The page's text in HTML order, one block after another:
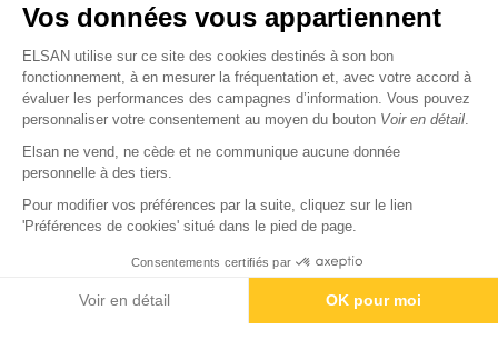
Vos données vous appartiennent
ELSAN utilise sur ce site des cookies destinés à son bon
fonctionnement, à en mesurer la fréquentation et, avec votre accord à
évaluer les performances des campagnes d’information. Vous pouvez
personnaliser votre consentement au moyen du bouton Voir en détail
Elsan ne vend, ne cède et ne communique aucune donnée
personnelle à des tiers.
Pour modifier vos préférences par la suite, cliquez sur le lien
'Préférences de cookies' situé dans le pied de page.
Consentements certifiés par
Voir en détail OK pour moi
Nous rejoindre
Devenir fournisseur
© Copyright 2026 Elsan
Mentions Légales-Données personnelles
Agence digitale : VOID